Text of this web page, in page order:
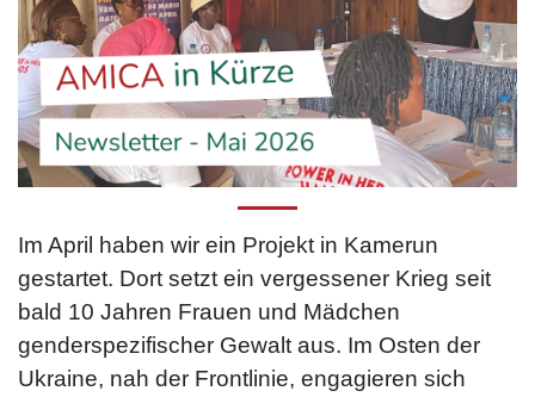
Im April haben wir ein Projekt in Kamerun
gestartet. Dort setzt ein vergessener Krieg seit
bald 10 Jahren Frauen und Mädchen
genderspezifischer Gewalt aus. Im Osten der
Ukraine, nah der Frontlinie, engagieren sich